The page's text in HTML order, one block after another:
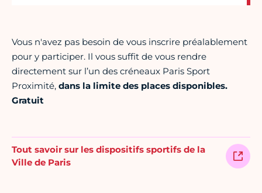
Vous n'avez pas besoin de vous inscrire préalablement
pour y participer. Il vous suffit de vous rendre
directement sur l’un des créneaux Paris Sport
Proximité, dans la limite des places disponibles.
Gratuit
Tout savoir sur les dispositifs sportifs de la
Ville de Paris